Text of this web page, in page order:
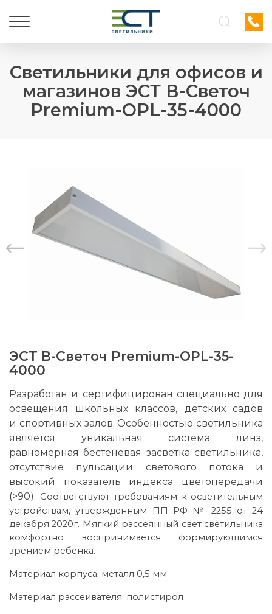
Светильники для офисов и
магазинов ЭСТ В-Светоч
Premium-OPL-35-4000
ЭСТ В-Светоч Premium-OPL-35-
4000
Разработан и сертифицирован специально для
освещения школьных классов, детских садов
и спортивных залов. Особенностью светильника
является уникальная система линз,
равномерная бестеневая засветка светильника,
отсутствие пульсации светового потока и
высокий показатель индекса цветопередачи
(>90). Соответствуют требованиям к осветительным
устройствам, утвержденным ПП РФ № 2255 от 24
декабря 2020г. Мягкий рассеянный свет светильника
комфортно воспринимается формирующимся
зрением ребенка.
Материал корпуса: металл 0,5 мм
Материал рассеивателя: полистирол